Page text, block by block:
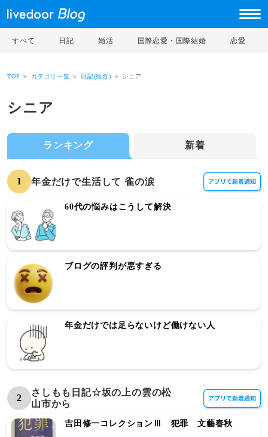
すべて 日記 婚活 国際恋愛・国際結婚 恋愛
TOP ＞ カテゴリ一覧 ＞ 日記(総合) ＞ シニア
シニア
ランキング 新着
1 年金だけで生活して 雀の涙
60代の悩みはこうして解決
ブログの評判が悪すぎる
年金だけでは足らないけど働けない人
2
さしもも日記☆坂の上の雲の松
山市から
吉田修一コレクションⅢ 犯罪 文藝春秋